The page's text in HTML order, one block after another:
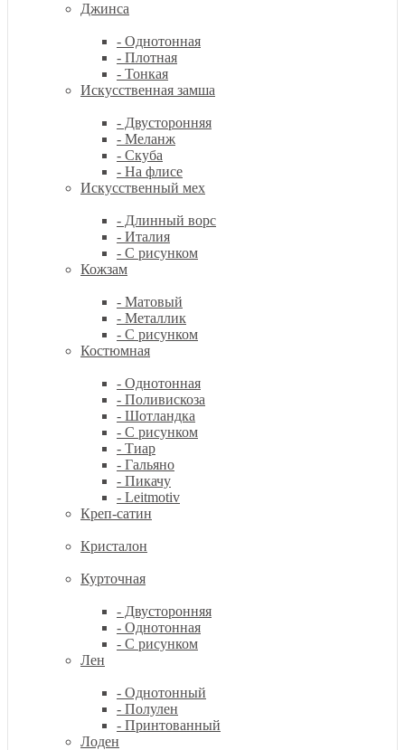
Джинса
- Однотонная
- Плотная
- Тонкая
Искусственная замша
- Двусторонняя
- Меланж
- Скуба
- На флисе
Искусственный мех
- Длинный ворс
- Италия
- С рисунком
Кожзам
- Матовый
- Металлик
- С рисунком
Костюмная
- Однотонная
- Поливискоза
- Шотландка
- С рисунком
- Тиар
- Гальяно
- Пикачу
- Leitmotiv
Креп-сатин
Кристалон
Курточная
- Двусторонняя
- Однотонная
- С рисунком
Лен
- Однотонный
- Полулен
- Принтованный
Лоден